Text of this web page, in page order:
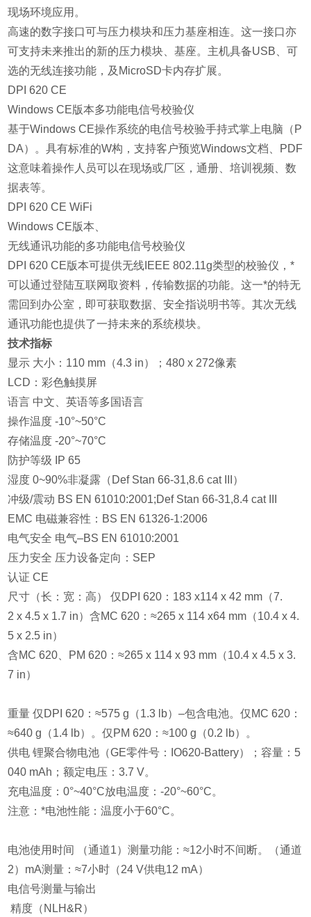
现场环境应用。
高速的数字接口可与压力模块和压力基座相连。这一接口亦
可支持未来推出的新的压力模块、基座。主机具备USB、可
选的无线连接功能，及MicroSD卡内存扩展。
DPI 620 CE
Windows CE版本多功能电信号校验仪
基于Windows CE操作系统的电信号校验手持式掌上电脑（P
DA）。具有标准的W构，支持客户预览Windows文档、PDF
这意味着操作人员可以在现场或厂区，通册、培训视频、数
据表等。
DPI 620 CE WiFi
Windows CE版本、
无线通讯功能的多功能电信号校验仪
DPI 620 CE版本可提供无线IEEE 802.11g类型的校验仪，*
可以通过登陆互联网取资料，传输数据的功能。这一*的特无
需回到办公室，即可获取数据、安全指说明书等。其次无线
通讯功能也提供了一持未来的系统模块。
技术指标
显示 大小：110 mm（4.3 in）；480 x 272像素
LCD：彩色触摸屏
语言 中文、英语等多国语言
操作温度 -10°~50°C
存储温度 -20°~70°C
防护等级 IP 65
湿度 0~90%非凝露（Def Stan 66-31,8.6 cat III）
冲级/震动 BS EN 61010:2001;Def Stan 66-31,8.4 cat III
EMC 电磁兼容性：BS EN 61326-1:2006
电气安全 电气–BS EN 61010:2001
压力安全 压力设备定向：SEP
认证 CE
尺寸（长：宽：高） 仅DPI 620：183 x114 x 42 mm（7.
2 x 4.5 x 1.7 in）含MC 620：≈265 x 114 x64 mm（10.4 x 4.
5 x 2.5 in）
含MC 620、PM 620：≈265 x 114 x 93 mm（10.4 x 4.5 x 3.
7 in）
重量 仅DPI 620：≈575 g（1.3 lb）–包含电池。仅MC 620：
≈640 g（1.4 lb）。仅PM 620：≈100 g（0.2 lb）。
供电 锂聚合物电池（GE零件号：IO620-Battery）；容量：5
040 mAh；额定电压：3.7 V。
充电温度：0°~40°C放电温度：-20°~60°C。
注意：*电池性能：温度小于60°C。
电池使用时间 （通道1）测量功能：≈12小时不间断。（通道
2）mA测量：≈7小时（24 V供电12 mA）
电信号测量与输出
精度（NLH&R）